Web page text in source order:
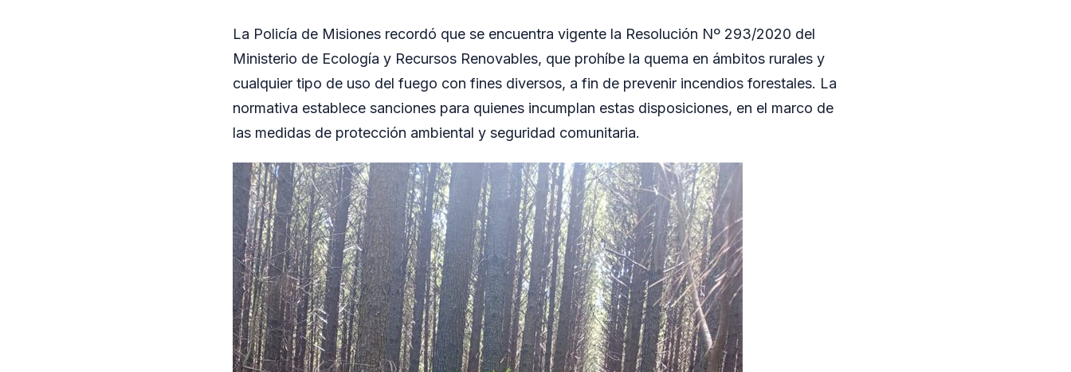
La Policía de Misiones recordó que se encuentra vigente la Resolución Nº 293/2020 del
Ministerio de Ecología y Recursos Renovables, que prohíbe la quema en ámbitos rurales y
cualquier tipo de uso del fuego con fines diversos, a fin de prevenir incendios forestales. La
normativa establece sanciones para quienes incumplan estas disposiciones, en el marco de
las medidas de protección ambiental y seguridad comunitaria.